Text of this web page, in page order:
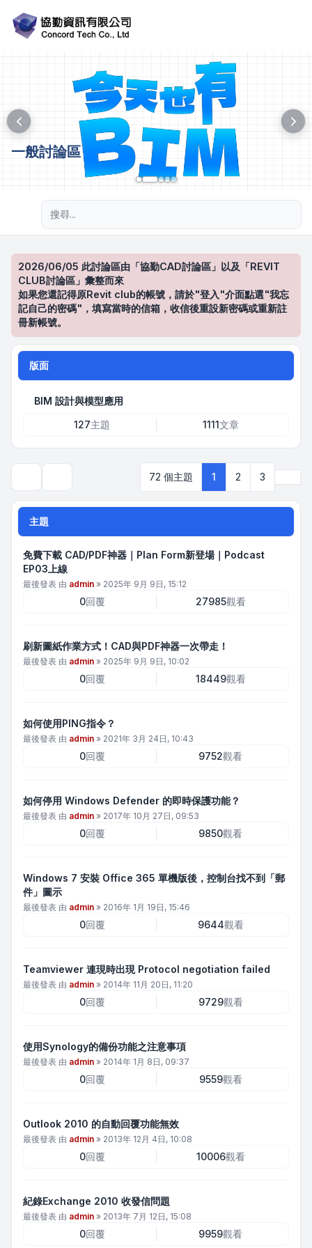
一般討論區
2026/06/05 此討論區由「協勤CAD討論區」以及「REVIT
CLUB討論區」彙整而來
如果您還記得原Revit club的帳號，請於"登入"介面點選"我忘
記自己的密碼"，填寫當時的信箱，收信後重設新密碼或重新註
冊新帳號。
版面
BIM 設計與模型應用
127主題 1111文章
72 個主題 1 2 3
主題
免費下載 CAD/PDF神器｜Plan Form新登場｜Podcast
EP03上線
最後發表 由 admin » 2025年 9月 9日, 15:12
0回覆 27985觀看
刷新圖紙作業方式！CAD與PDF神器一次帶走！
最後發表 由 admin » 2025年 9月 9日, 10:02
0回覆 18449觀看
如何使用PING指令？
最後發表 由 admin » 2021年 3月 24日, 10:43
0回覆 9752觀看
如何停用 Windows Defender 的即時保護功能？
最後發表 由 admin » 2017年 10月 27日, 09:53
0回覆 9850觀看
Windows 7 安裝 Office 365 單機版後，控制台找不到「郵
件」圖示
最後發表 由 admin » 2016年 1月 19日, 15:46
0回覆 9644觀看
Teamviewer 連現時出現 Protocol negotiation failed
最後發表 由 admin » 2014年 11月 20日, 11:20
0回覆 9729觀看
使用Synology的備份功能之注意事項
最後發表 由 admin » 2014年 1月 8日, 09:37
0回覆 9559觀看
Outlook 2010 的自動回覆功能無效
最後發表 由 admin » 2013年 12月 4日, 10:08
0回覆 10006觀看
紀錄Exchange 2010 收發信問題
最後發表 由 admin » 2013年 7月 12日, 15:08
0回覆 9959觀看